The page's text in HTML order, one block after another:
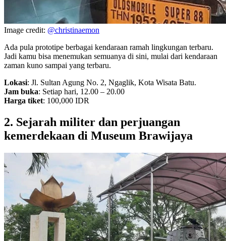
Image credit: @christinaemon
Ada pula prototipe berbagai kendaraan ramah lingkungan terbaru.
Jadi kamu bisa menemukan semuanya di sini, mulai dari kendaraan
zaman kuno sampai yang terbaru.
Lokasi: Jl. Sultan Agung No. 2, Ngaglik, Kota Wisata Batu.
Jam buka: Setiap hari, 12.00 – 20.00
Harga tiket: 100,000 IDR
2. Sejarah militer dan perjuangan
kemerdekaan di Museum Brawijaya